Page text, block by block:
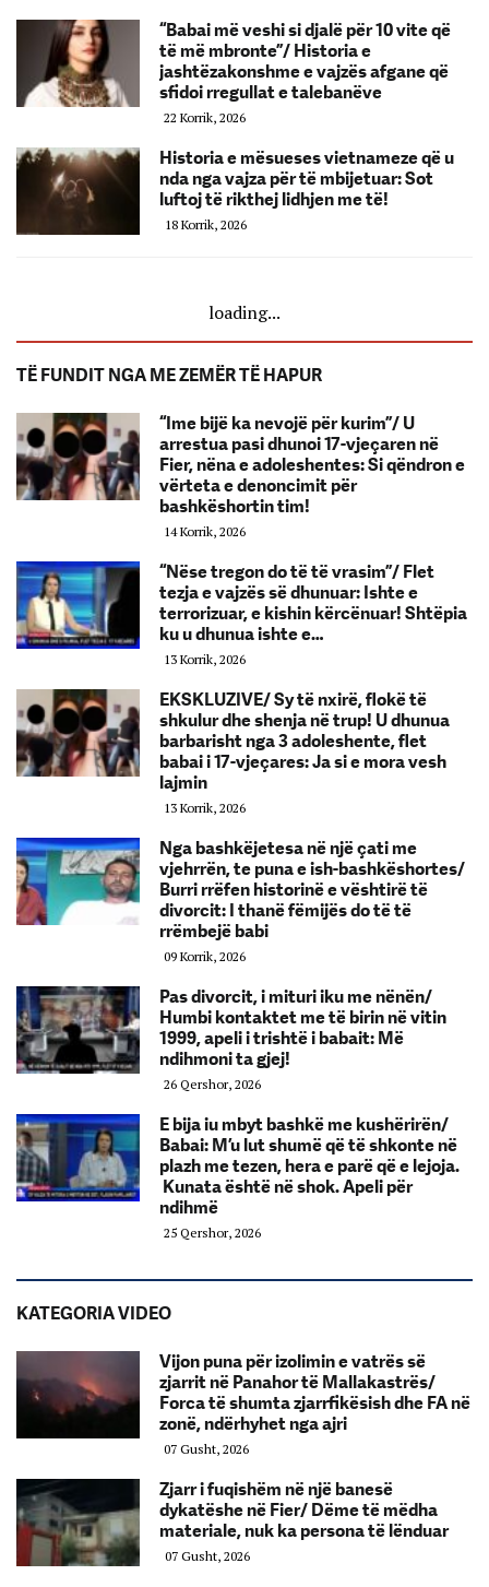
“Babai më veshi si djalë për 10 vite që
të më mbronte”/ Historia e
jashtëzakonshme e vajzës afgane që
sfidoi rregullat e talebanëve
22 Korrik, 2026
Historia e mësueses vietnameze që u
nda nga vajza për të mbijetuar: Sot
luftoj të rikthej lidhjen me të!
18 Korrik, 2026
loading...
TË FUNDIT NGA ME ZEMËR TË HAPUR
“Ime bijë ka nevojë për kurim”/ U
arrestua pasi dhunoi 17-vjeçaren në
Fier, nëna e adoleshentes: Si qëndron e
vërteta e denoncimit për
bashkëshortin tim!
14 Korrik, 2026
“Nëse tregon do të të vrasim”/ Flet
tezja e vajzës së dhunuar: Ishte e
terrorizuar, e kishin kërcënuar! Shtëpia
ku u dhunua ishte e…
13 Korrik, 2026
EKSKLUZIVE/ Sy të nxirë, flokë të
shkulur dhe shenja në trup! U dhunua
barbarisht nga 3 adoleshente, flet
babai i 17-vjeçares: Ja si e mora vesh
lajmin
13 Korrik, 2026
Nga bashkëjetesa në një çati me
vjehrrën, te puna e ish-bashkëshortes/
Burri rrëfen historinë e vështirë të
divorcit: I thanë fëmijës do të të
rrëmbejë babi
09 Korrik, 2026
Pas divorcit, i mituri iku me nënën/
Humbi kontaktet me të birin në vitin
1999, apeli i trishtë i babait: Më
ndihmoni ta gjej!
26 Qershor, 2026
E bija iu mbyt bashkë me kushërirën/
Babai: M’u lut shumë që të shkonte në
plazh me tezen, hera e parë që e lejoja.
Kunata është në shok. Apeli për
ndihmë
25 Qershor, 2026
KATEGORIA VIDEO
Vijon puna për izolimin e vatrës së
zjarrit në Panahor të Mallakastrës/
Forca të shumta zjarrfikësish dhe FA në
zonë, ndërhyhet nga ajri
07 Gusht, 2026
Zjarr i fuqishëm në një banesë
dykatëshe në Fier/ Dëme të mëdha
materiale, nuk ka persona të lënduar
07 Gusht, 2026